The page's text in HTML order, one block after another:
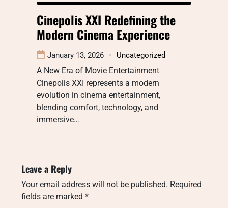
Cinepolis XXI Redefining the
Modern Cinema Experience
January 13, 2026 Uncategorized
A New Era of Movie Entertainment
Cinepolis XXI represents a modern
evolution in cinema entertainment,
blending comfort, technology, and
immersive…
Leave a Reply
Your email address will not be published. Required
fields are marked *